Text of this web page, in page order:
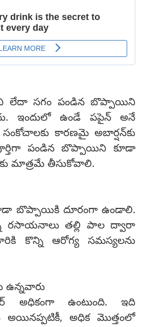
లేదా సగం పండిన బొప్పాయిని
ఇందులో ఉండే పపైన్ అనే
కారణమై అబార్షన్‌కు
పండిన బొప్పాయిని కూడా
మాత్రమే తీసుకోవాలి.
బొప్పాయికి దూరంగా ఉండాలి.
రసాయనాలు తల్లి పాల ద్వారా
కొన్ని ఆరోగ్య సమస్యలను
ఉన్నవారు
ఉంటుంది. ఇది
అయినప్పటికీ, అధిక మొత్తంలో